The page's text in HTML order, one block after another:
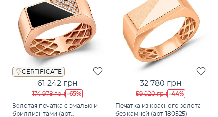
CERTIFICATE
61 242 грн
174 978 грн -65%
Золотая печатка с эмалью и
бриллиантами (арт.
32 780 грн
59 020 грн -44%
Печатка из красного золота
без камней (арт. 180525)